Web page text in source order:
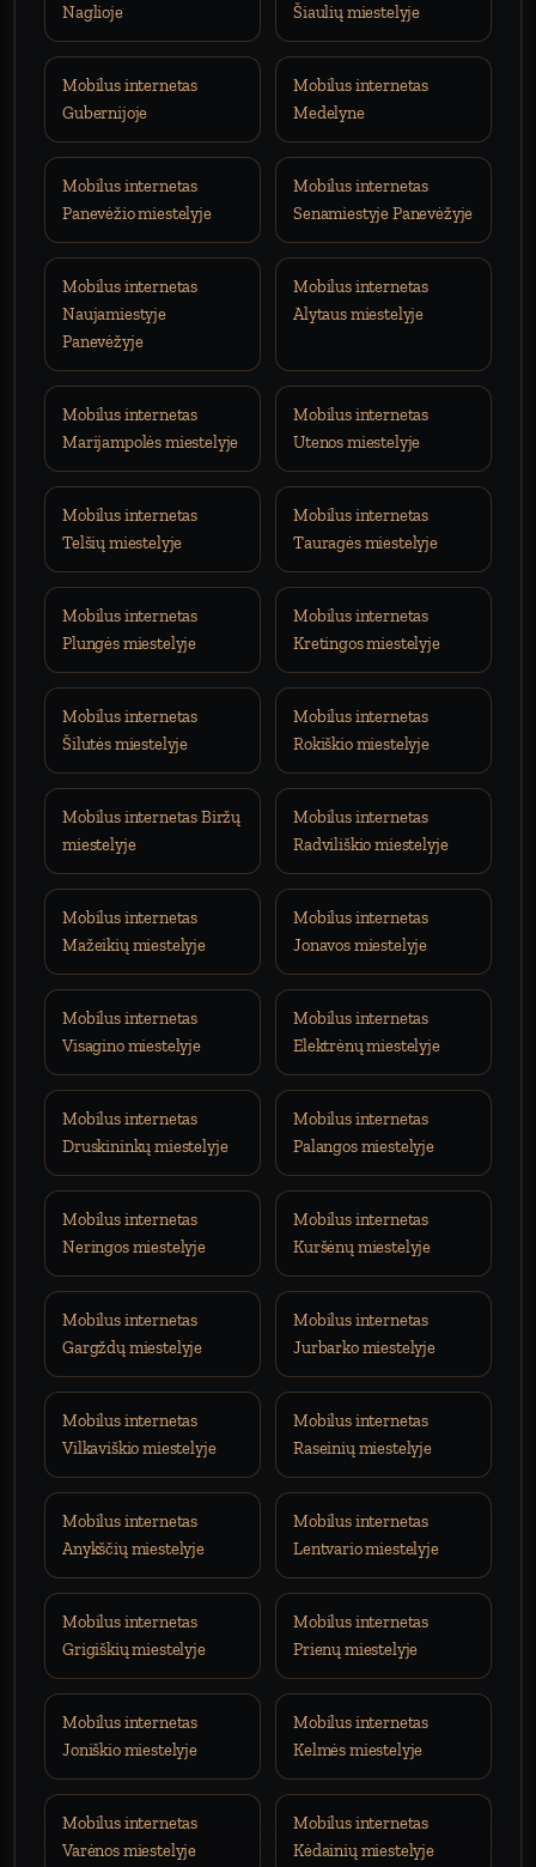
Naglioje
Šiaulių miestelyje
Mobilus internetas
Gubernijoje
Mobilus internetas
Medelyne
Mobilus internetas
Panevėžio miestelyje
Mobilus internetas
Senamiestyje Panevėžyje
Mobilus internetas
Naujamiestyje
Panevėžyje
Mobilus internetas
Alytaus miestelyje
Mobilus internetas
Marijampolės miestelyje
Mobilus internetas
Utenos miestelyje
Mobilus internetas
Telšių miestelyje
Mobilus internetas
Tauragės miestelyje
Mobilus internetas
Plungės miestelyje
Mobilus internetas
Kretingos miestelyje
Mobilus internetas
Šilutės miestelyje
Mobilus internetas
Rokiškio miestelyje
Mobilus internetas Biržų
miestelyje
Mobilus internetas
Radviliškio miestelyje
Mobilus internetas
Mažeikių miestelyje
Mobilus internetas
Jonavos miestelyje
Mobilus internetas
Visagino miestelyje
Mobilus internetas
Elektrėnų miestelyje
Mobilus internetas
Druskininkų miestelyje
Mobilus internetas
Palangos miestelyje
Mobilus internetas
Neringos miestelyje
Mobilus internetas
Kuršėnų miestelyje
Mobilus internetas
Gargždų miestelyje
Mobilus internetas
Jurbarko miestelyje
Mobilus internetas
Vilkaviškio miestelyje
Mobilus internetas
Raseinių miestelyje
Mobilus internetas
Anykščių miestelyje
Mobilus internetas
Lentvario miestelyje
Mobilus internetas
Grigiškių miestelyje
Mobilus internetas
Prienų miestelyje
Mobilus internetas
Joniškio miestelyje
Mobilus internetas
Kelmės miestelyje
Mobilus internetas
Varėnos miestelyje
Mobilus internetas
Kėdainių miestelyje